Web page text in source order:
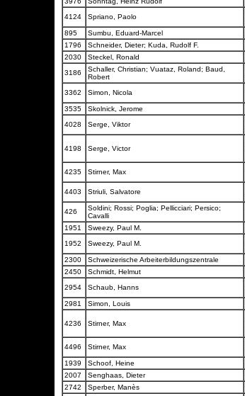
4124
Spriano, Paolo
895
Sumbu, Eduard-Marcel
1796
Schneider, Dieter; Kuda, Rudolf F.
2030
Steckel, Ronald
3186
Schaller, Christian; Vuataz, Roland; Baud,
Robert
3362
Simon, Nicola
3535 Skolnick, Jerome
4028
Serge, Viktor
4198 Serge, Victor
4235
Stirner, Max
4403
Striuli, Salvatore
426
Soldini; Rossi; Poglia; Pellicciari; Persico;
Cavalli
1951
Sweezy, Paul M.
1952
Sweezy, Paul M.
2300 Schweizerische Arbeiterbildungszentrale
2450
Schmidt, Helmut
2954
Schaub, Hanns
2981 Simon, Louis
4236 Stirner, Max
4496
Stirner, Max
1939
Schoof, Heine
2007
Senghaas, Dieter
2742
Sperber, Manès